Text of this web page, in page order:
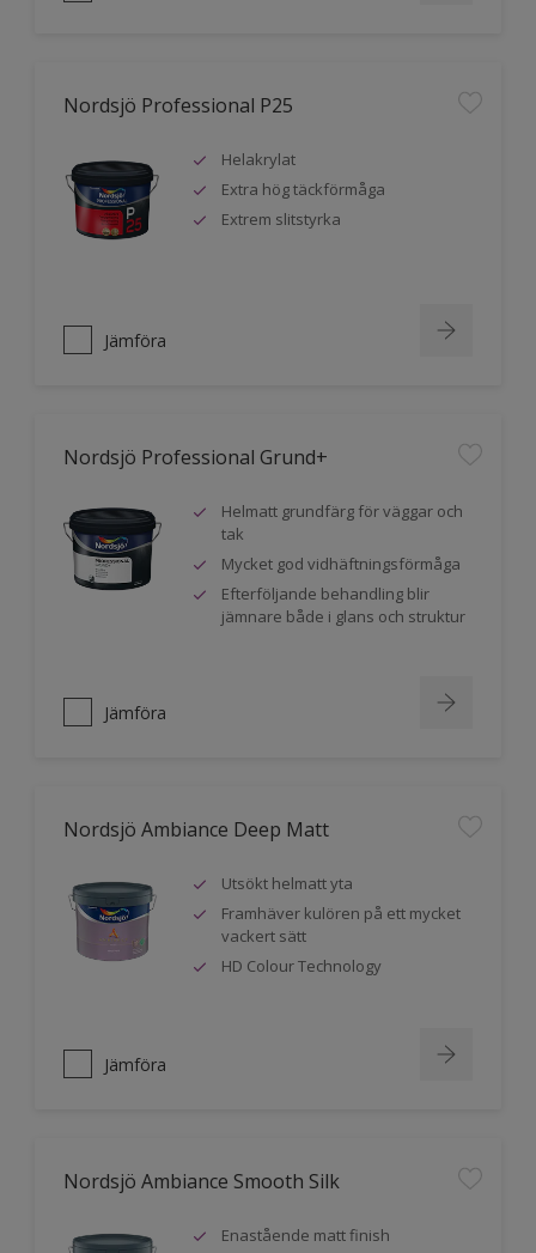
Nordsjö Professional P25
Helakrylat
Extra hög täckförmåga
Extrem slitstyrka
Jämföra
Nordsjö Professional Grund+
Helmatt grundfärg för väggar och
tak
Mycket god vidhäftningsförmåga
Efterföljande behandling blir
jämnare både i glans och struktur
Jämföra
Nordsjö Ambiance Deep Matt
Utsökt helmatt yta
Framhäver kulören på ett mycket
vackert sätt
HD Colour Technology
Jämföra
Nordsjö Ambiance Smooth Silk
Enastående matt finish